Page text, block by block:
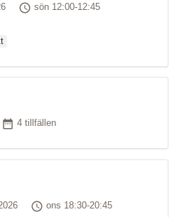
Tid
sön 12:00-12:45
Antal tillfällen
4 tillfällen
Tid
ons 18:30-20:45